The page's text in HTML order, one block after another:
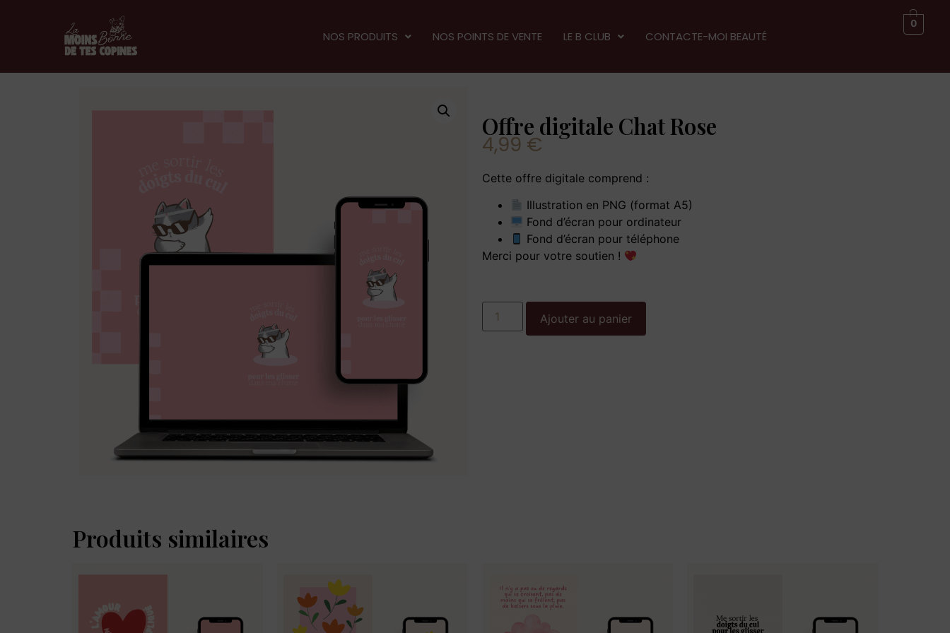
NOS PRODUITS NOS POINTS DE VENTE LE B CLUB CONTACTE-MOI BEAUTÉ
0
Offre digitale Chat Rose
4,99 €
Cette offre digitale comprend :
Illustration en PNG (format A5)
Fond d’écran pour ordinateur
Fond d’écran pour téléphone
Merci pour votre soutien !
Ajouter au panier
Produits similaires